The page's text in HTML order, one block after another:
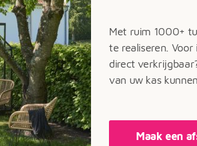
Met ruim 1000+
te realiseren.
direct
van uw kas
Maak een